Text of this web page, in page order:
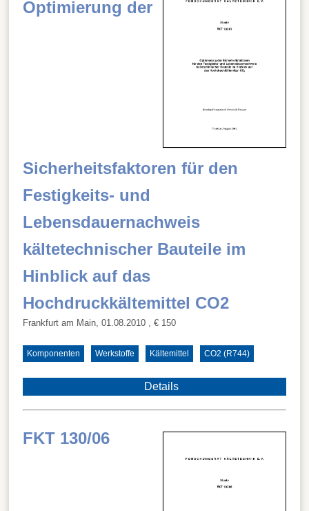
Optimierung der
Sicherheitsfaktoren für den
Festigkeits- und
Lebensdauernachweis
kältetechnischer Bauteile im
Hinblick auf das
Hochdruckkältemittel CO2
Frankfurt am Main, 01.08.2010 , € 150
Komponenten Werkstoffe Kältemittel CO2 (R744)
Details
FKT 130/06